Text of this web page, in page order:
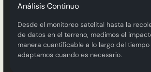
Análisis Continuo
Desde el monitoreo satelital hasta la
de datos en el terreno, medimos el
manera cuantificable a lo largo del
adaptamos cuando es necesario.